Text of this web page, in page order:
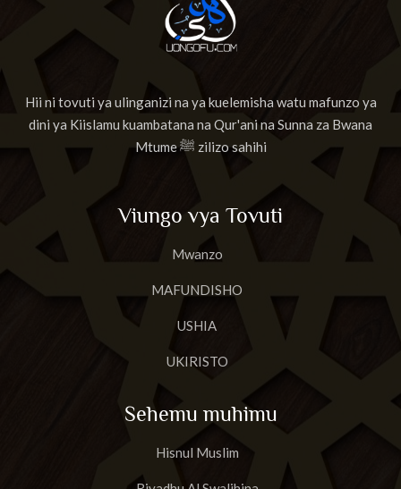
Hii ni tovuti ya ulinganizi na ya kuelemisha watu mafunzo ya
dini ya Kiislamu kuambatana na Qur'ani na Sunna za Bwana
Mtume ﷺ zilizo sahihi
Viungo vya Tovuti
Mwanzo
MAFUNDISHO
USHIA
UKIRISTO
Sehemu muhimu
Hisnul Muslim